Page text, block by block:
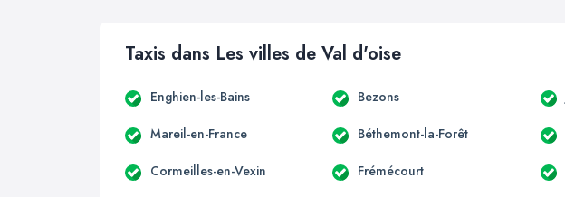
Taxis dans Les villes de Val d'oise
Enghien-les-Bains Bezons
Mareil-en-France Béthemont-la-Forêt
Cormeilles-en-Vexin Frémécourt